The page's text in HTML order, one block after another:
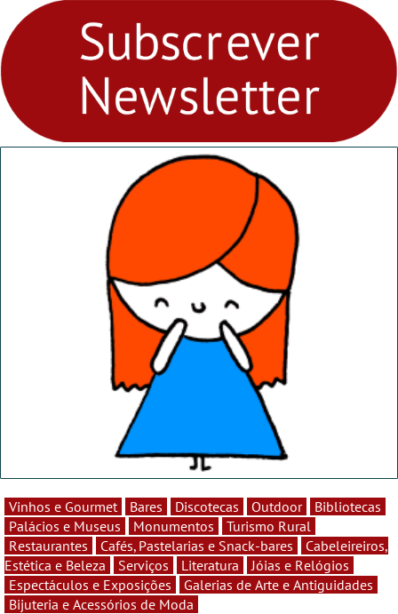
fores - Atelier de Educação
Ambiental nos
“Dominguinhos” de 23 de
Vinhos e Gourmet Bares Discotecas Outdoor
Bibliotecas
Palácios e Museus
Monumentos
Turismo Rural
Restaurantes
Cafés, Pastelarias e Snack-bares
Cabeleireiros,
Estética e Beleza
Serviços Literatura
Jóias e Relógios
Espectáculos e Exposições
Galerias de Arte e Antiguidades
Bijuteria e Acessórios de Moda